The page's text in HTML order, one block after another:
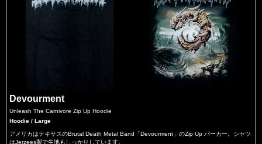
Devourment
Unleash The Carnivore Zip Up Hoodie
Hoodie / Large
アメリカはテキサスのBrutal Death Metal Band「Devourment」のZip Up パーカー。シャツ
はJerzees製で生地もしっかりしています。